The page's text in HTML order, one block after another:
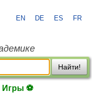
EN DE ES FR
Найти!
Игры ⚽